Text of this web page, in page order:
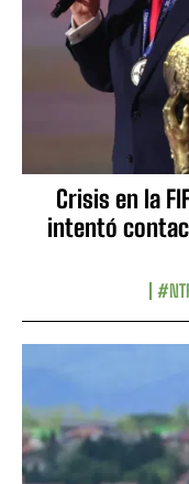
Crisis en la
intentó